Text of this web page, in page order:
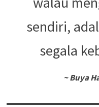
sendiri,
segala
~Buya